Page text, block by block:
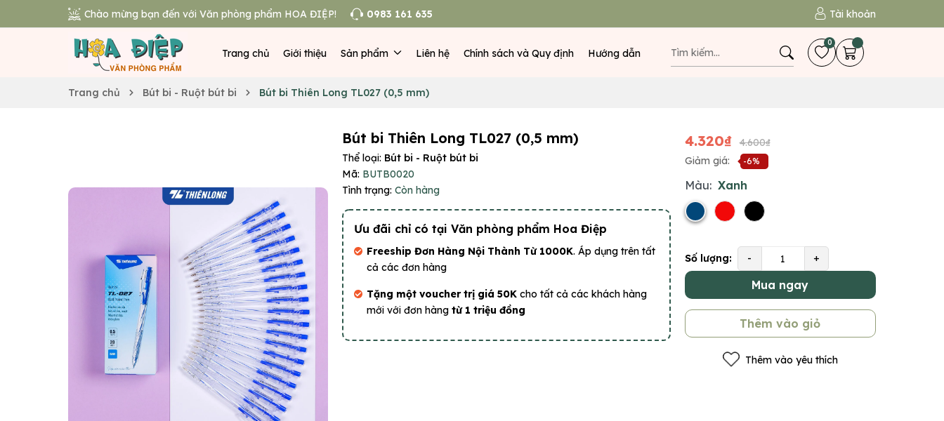
Chào mừng bạn đến với Văn phòng phẩm HOA ĐIỆP! 0983 161 635 Tài khoản
Trang chủ Giới thiệu Sản phẩm Liên hệ Chính sách và Quy định Hướng dẫn
0
Trang chủ Bút bi - Ruột bút bi Bút bi Thiên Long TL027 (0,5 mm)
Bút bi Thiên Long TL027 (0,5 mm)
Thể loại: Bút bi - Ruột bút bi
Mã: BUTB0020
Tình trạng: Còn hàng
Ưu đãi chỉ có tại Văn phòng phẩm Hoa Điệp
Freeship Đơn Hàng Nội Thành Từ 1000K. Áp dụng trên tất
cả các đơn hàng
Tặng một voucher trị giá 50K cho tất cả các khách hàng
mới với đơn hàng từ 1 triệu đồng
4.320₫
4.600₫
Giảm giá:
-6%
Màu: Xanh
Số lượng: - +
Mua ngay
Thêm vào giỏ
Thêm vào yêu thích